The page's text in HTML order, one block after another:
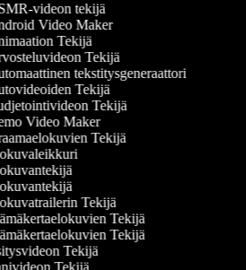
videon tekijä
Video Maker
Tekijä
Tekijä
tekstitysgeneraattori
Tekijä
Tekijä
Video Maker
Tekijä
Tekijä
Tekijä
Tekijä
Tekijä